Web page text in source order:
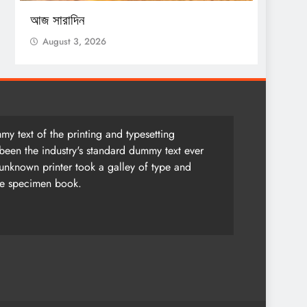
আজ সারাদিন
August 3, 2026
text of the printing and typesetting
the industry's standard dummy text ever
printer took a galley of type and
specimen book.